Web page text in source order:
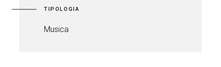
TIPOLOGIA
Musica